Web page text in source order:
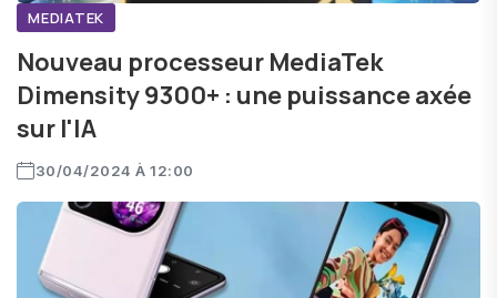
MEDIATEK
Nouveau processeur MediaTek
Dimensity 9300+ : une puissance axée
sur l'IA
30/04/2024 À 12:00